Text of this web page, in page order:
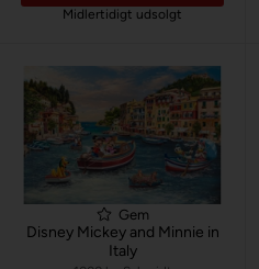
Midlertidigt udsolgt
Gem
Disney Mickey and Minnie in
Italy